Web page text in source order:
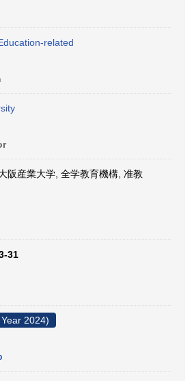
related
阪産業大学, 全学教育機構, 准教
31
2024)